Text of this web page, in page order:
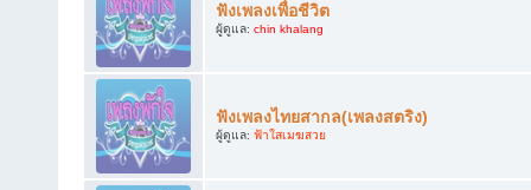
ฟังเพลงเพื่อชีวิต
ผู้ดูแล: chin khalang
ฟังเพลงไทยสากล(เพลงสตริง)
ผู้ดูแล: ฟ้าใสเมฆสวย